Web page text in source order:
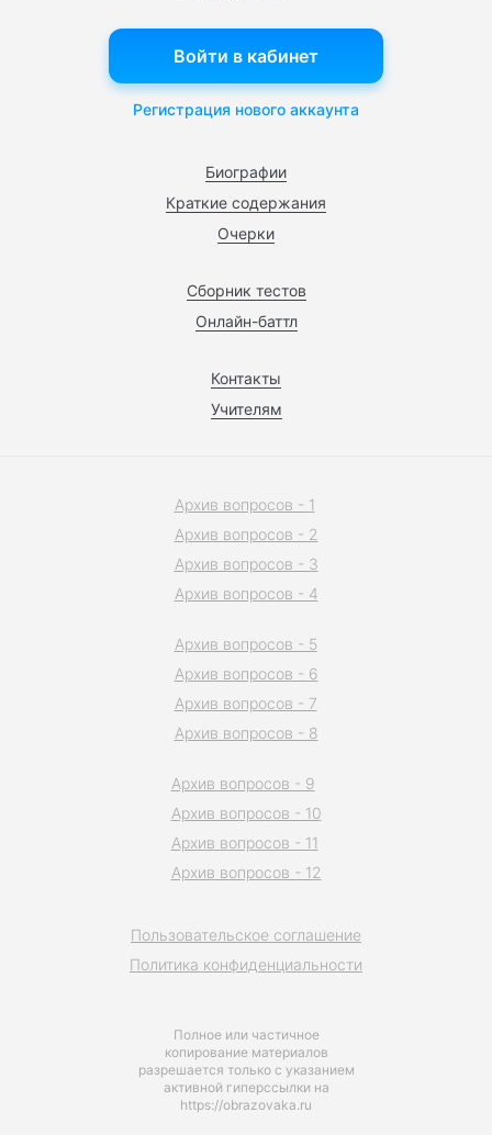
Биографии
Краткие содержания
Очерки
Сборник тестов
Онлайн-баттл
Контакты
Учителям
Войти в кабинет
Регистрация нового аккаунта
Полное или частичное
копирование материалов
разрешается только с указанием
активной гиперссылки на
https://obrazovaka.ru
Пользовательское соглашение
Политика конфиденциальности
Архив вопросов - 1
Архив вопросов - 2
Архив вопросов - 3
Архив вопросов - 4
Архив вопросов - 5
Архив вопросов - 6
Архив вопросов - 7
Архив вопросов - 8
Архив вопросов - 9
Архив вопросов - 10
Архив вопросов - 11
Архив вопросов - 12